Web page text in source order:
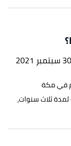
30 سبتمبر 2021
في مكة
ثلاث سنوات،